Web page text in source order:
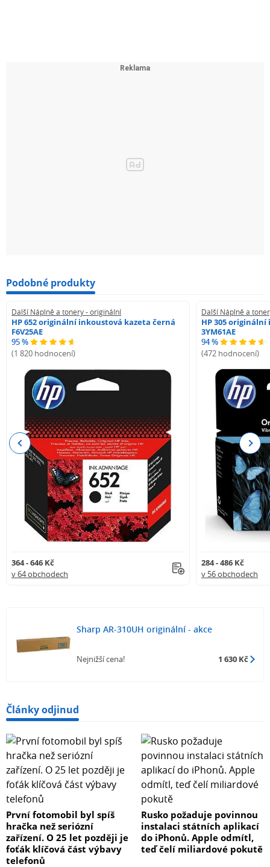
Podobné produkty
Další Náplně a tonery - originální
HP 652 originální inkoustová kazeta černá
F6V25AE
95 %
(1 820 hodnocení)
364 - 646 Kč
v 64 obchodech
Další Náplně a
HP 305
3YM61AE
94 %
(472 hodnocení)
284 - 486 Kč
v 56 obchodech
Previous Next
Sharp AR-310UH originální - akce
Nejnižší cena! 1 630 Kč
Články odjinud
První fotomobil byl spíš
hračka než seriózní
zařízení. O 25 let později je
foťák klíčová část výbavy
telefonů
Rusko požaduje povinnou
instalaci státních aplikací
do iPhonů. Apple odmítl,
teď čelí miliardové pokutě